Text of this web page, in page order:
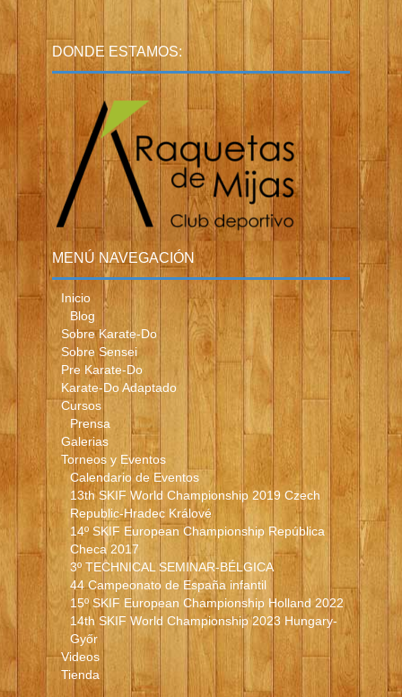
DONDE ESTAMOS:
MENÚ NAVEGACIÓN
Inicio
Blog
Sobre Karate-Do
Sobre Sensei
Pre Karate-Do
Karate-Do Adaptado
Cursos
Prensa
Galerias
Torneos y Eventos
Calendario de Eventos
13th SKIF World Championship 2019 Czech
Republic-Hradec Králové
14º SKIF European Championship República
Checa 2017
3º TECHNICAL SEMINAR-BÉLGICA
44 Campeonato de España infantil
15º SKIF European Championship Holland 2022
14th SKIF World Championship 2023 Hungary-
Győr
Videos
Tienda